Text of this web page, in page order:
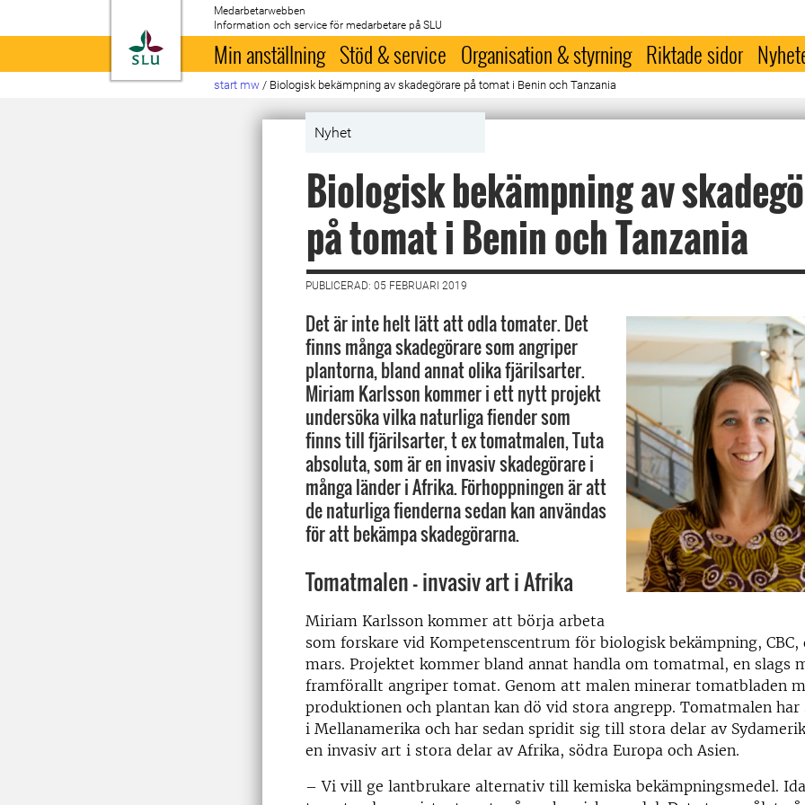
Till startsida
Medarbetarwebben
Information och service för medarbetare på SLU
Min anställning Stöd & service Organisation & styrning Riktade sidor
start mw / Biologisk bekämpning av skadegörare på tomat i Benin och Tanzania
Nyhet
Biologisk bekämpning av
på tomat i Benin och Tanzania
PUBLICERAD: 05 FEBRUARI 2019
Det är inte helt lätt att odla tomater. Det
finns många skadegörare som angriper
plantorna, bland annat olika fjärilsarter.
Miriam Karlsson kommer i ett nytt projekt
undersöka vilka naturliga fiender som
finns till fjärilsarter, t ex tomatmalen, Tuta
absoluta, som är en invasiv skadegörare i
många länder i Afrika. Förhoppningen är att
de naturliga fienderna sedan kan användas
för att bekämpa skadegörarna.
Tomatmalen – invasiv art i Afrika
Miriam Karlsson kommer att börja arbeta
som forskare vid Kompetenscentrum för biologisk bekämpning, CBC,
mars. Projektet kommer bland annat handla om tomatmal, en slags
framförallt angriper tomat. Genom att malen minerar tomatbladen
produktionen och plantan kan dö vid stora angrepp. Tomatmalen
i Mellanamerika och har sedan spridit sig till stora delar av
en invasiv art i stora delar av Afrika, södra Europa och Asien.
– Vi vill ge lantbrukare alternativ till kemiska bekämpningsmedel.